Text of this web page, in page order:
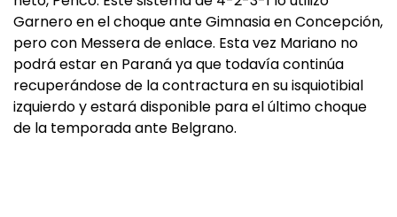
Garnero en el choque ante Gimnasia en Concepción,
pero con Messera de enlace. Esta vez Mariano no
podrá estar en Paraná ya que todavía continúa
recuperándose de la contractura en su isquiotibial
izquierdo y estará disponible para el último choque
de la temporada ante Belgrano.